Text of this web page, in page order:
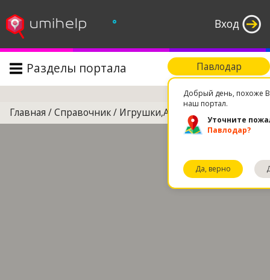
Вход
°
Павлодар
Добрый день, похоже
наш портал.
Уточните
Павлодар?
Да, верно
Разделы портала Поиск
Главная /Справочник/ Игрушки,Артур-1